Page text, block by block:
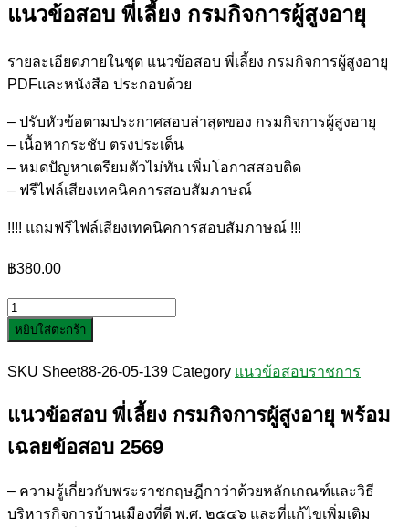
แนวข้อสอบ พี่เลี้ยง กรมกิจการผู้สูงอายุ
รายละเอียดภายในชุด แนวข้อสอบ พี่เลี้ยง กรมกิจการผู้สูงอายุ
PDFและหนังสือ ประกอบด้วย
– ปรับหัวข้อตามประกาศสอบล่าสุดของ กรมกิจการผู้สูงอายุ
– เนื้อหากระชับ ตรงประเด็น
– หมดปัญหาเตรียมตัวไม่ทัน เพิ่มโอกาสสอบติด
– ฟรีไฟล์เสียงเทคนิคการสอบสัมภาษณ์
!!!! แถมฟรีไฟล์เสียงเทคนิคการสอบสัมภาษณ์ !!!
฿380.00
จำนวน
แนว
พี่
กรม
กิจการ
สูง
อายุ
หยิบใส่ตะกร้า
SKU Sheet88-26-05-139 Category แนวข้อสอบราชการ
แนวข้อสอบ พี่เลี้ยง กรมกิจการผู้สูงอายุ พร้อม
เฉลยข้อสอบ 2569
– ความรู้เกี่ยวกับพระราชกฤษฎีกาว่าด้วยหลักเกณฑ์และวิธี
บริหารกิจการบ้านเมืองที่ดี พ.ศ. ๒๕๔๖ และที่แก้ไขเพิ่มเติม